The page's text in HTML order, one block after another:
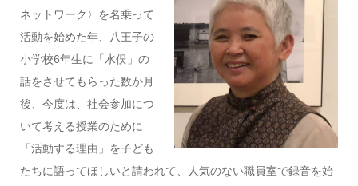
ネットワーク〉を名乗って
活動を始めた年、八王子の
小学校6年生に「水俣」の
話をさせてもらった数か月
後、今度は、社会参加につ
いて考える授業のために
「活動する理由」を子ども
たちに語ってほしいと請われて、人気のない職員室で録音を始